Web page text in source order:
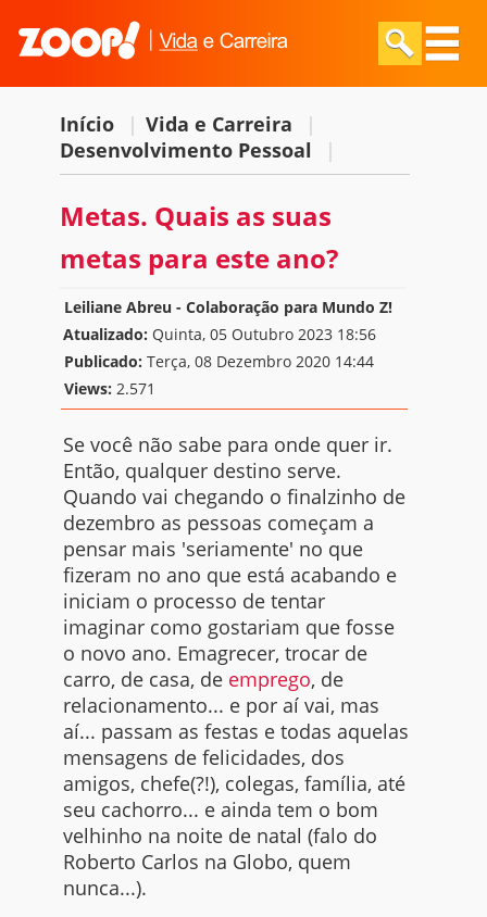
Início | Vida e Carreira
|
Desenvolvimento Pessoal
|
Metas. Quais as suas
metas para este ano?
Leiliane Abreu - Colaboração para Mundo Z!
Atualizado: Quinta, 05 Outubro 2023 18:56
Publicado: Terça, 08 Dezembro 2020 14:44
Views: 2.571
Se você não sabe para onde quer ir.
Então, qualquer destino serve.
Quando vai chegando o finalzinho de
dezembro as pessoas começam a
pensar mais 'seriamente' no que
fizeram no ano que está acabando e
iniciam o processo de tentar
imaginar como gostariam que fosse
o novo ano. Emagrecer, trocar de
carro, de casa, de emprego, de
relacionamento... e por aí vai, mas
aí... passam as festas e todas aquelas
mensagens de felicidades, dos
amigos, chefe(?!), colegas, família, até
seu cachorro... e ainda tem o bom
velhinho na noite de natal (falo do
Roberto Carlos na Globo, quem
nunca...).